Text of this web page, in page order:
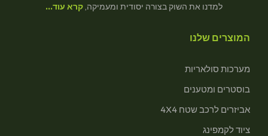
למדנו את השוק בצורה יסודית ומעמיקה, קרא עוד…
המוצרים שלנו
מערכות סולאריות
בוסטרים ומטענים
אביזרים לרכב שטח 4X4
ציוד לקמפינג